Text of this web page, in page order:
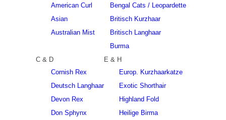
American Curl
Asian
Australian Mist
Bengal Cats / Leopardette
Britisch Kurzhaar
Britisch Langhaar
Burma
C & D
Cornish Rex
Deutsch Langhaar
Devon Rex
Don Sphynx
E & H
Europ. Kurzhaarkatze
Exotic Shorthair
Highland Fold
Heilige Birma